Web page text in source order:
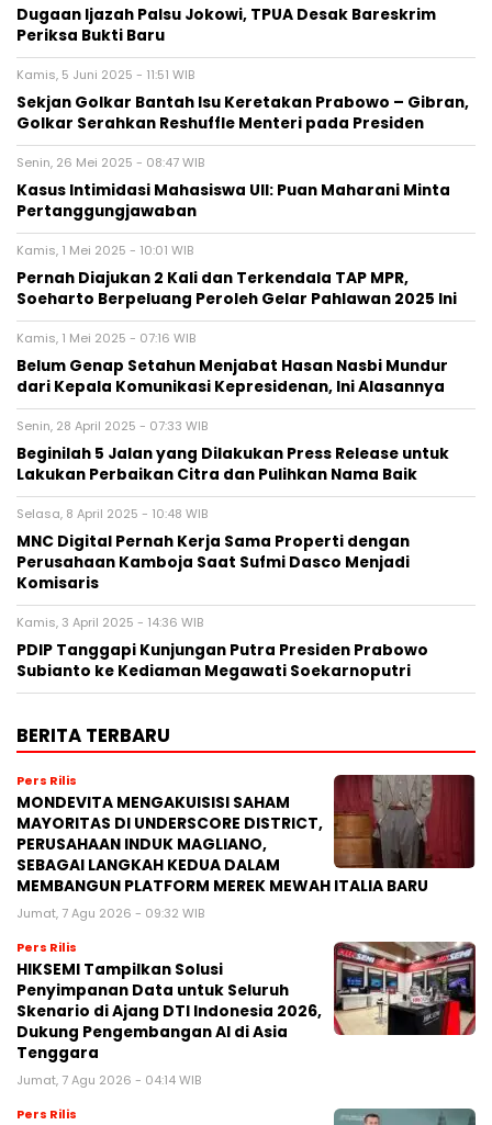
Dugaan Ijazah Palsu Jokowi, TPUA Desak Bareskrim
Periksa Bukti Baru
Kamis, 5 Juni 2025 - 11:51 WIB
Sekjan Golkar Bantah Isu Keretakan Prabowo – Gibran,
Golkar Serahkan Reshuffle Menteri pada Presiden
Senin, 26 Mei 2025 - 08:47 WIB
Kasus Intimidasi Mahasiswa UII: Puan Maharani Minta
Pertanggungjawaban
Kamis, 1 Mei 2025 - 10:01 WIB
Pernah Diajukan 2 Kali dan Terkendala TAP MPR,
Soeharto Berpeluang Peroleh Gelar Pahlawan 2025 Ini
Kamis, 1 Mei 2025 - 07:16 WIB
Belum Genap Setahun Menjabat Hasan Nasbi Mundur
dari Kepala Komunikasi Kepresidenan, Ini Alasannya
Senin, 28 April 2025 - 07:33 WIB
Beginilah 5 Jalan yang Dilakukan Press Release untuk
Lakukan Perbaikan Citra dan Pulihkan Nama Baik
Selasa, 8 April 2025 - 10:48 WIB
MNC Digital Pernah Kerja Sama Properti dengan
Perusahaan Kamboja Saat Sufmi Dasco Menjadi
Komisaris
Kamis, 3 April 2025 - 14:36 WIB
PDIP Tanggapi Kunjungan Putra Presiden Prabowo
Subianto ke Kediaman Megawati Soekarnoputri
BERITA TERBARU
Pers Rilis
MONDEVITA MENGAKUISISI SAHAM
MAYORITAS DI UNDERSCORE DISTRICT,
PERUSAHAAN INDUK MAGLIANO,
SEBAGAI LANGKAH KEDUA DALAM
MEMBANGUN PLATFORM MEREK MEWAH ITALIA BARU
Jumat, 7 Agu 2026 - 09:32 WIB
Pers Rilis
HIKSEMI Tampilkan Solusi
Penyimpanan Data untuk Seluruh
Skenario di Ajang DTI Indonesia 2026,
Dukung Pengembangan AI di Asia
Tenggara
Jumat, 7 Agu 2026 - 04:14 WIB
Pers Rilis